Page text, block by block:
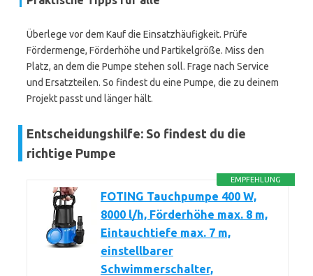
Überlege vor dem Kauf die Einsatzhäufigkeit. Prüfe
Fördermenge, Förderhöhe und Partikelgröße. Miss den
Platz, an dem die Pumpe stehen soll. Frage nach Service
und Ersatzteilen. So findest du eine Pumpe, die zu deinem
Projekt passt und länger hält.
Entscheidungshilfe: So findest du die
richtige Pumpe
EMPFEHLUNG
FOTING Tauchpumpe 400 W,
8000 l/h, Förderhöhe max. 8 m,
Eintauchtiefe max. 7 m,
einstellbarer
Schwimmerschalter,